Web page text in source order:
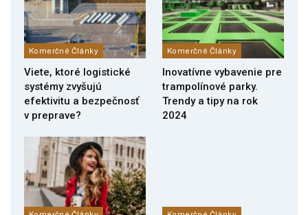
Komerčné Články
Viete, ktoré logistické
systémy zvyšujú
efektivitu a bezpečnosť
v preprave?
Komerčné Články
Inovatívne vybavenie pre
trampolínové parky.
Trendy a tipy na rok
2024